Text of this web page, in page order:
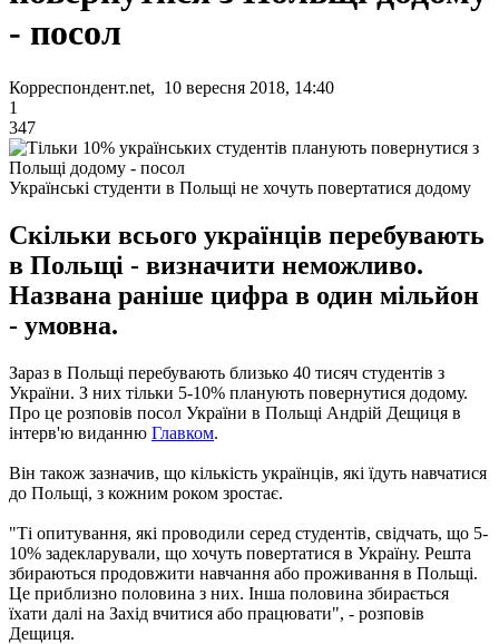
- посол
Корреспондент.net, 10 вересня 2018, 14:40
1
347
Українські студенти в Польщі не хочуть повертатися додому
Скільки всього українців перебувають
в Польщі - визначити неможливо.
Названа раніше цифра в один мільйон
- умовна.
Зараз в Польщі перебувають близько 40 тисяч студентів з
України. З них тільки 5-10% планують повернутися додому.
Про це розповів посол України в Польщі Андрій Дещиця в
інтерв'ю виданню Главком.
Він також зазначив, що кількість українців, які їдуть навчатися
до Польщі, з кожним роком зростає.
"Ті опитування, які проводили серед студентів, свідчать, що 5-
10% задекларували, що хочуть повертатися в Україну. Решта
збираються продовжити навчання або проживання в Польщі.
Це приблизно половина з них. Інша половина збирається
їхати далі на Захід вчитися або працювати", - розповів
Дещиця.